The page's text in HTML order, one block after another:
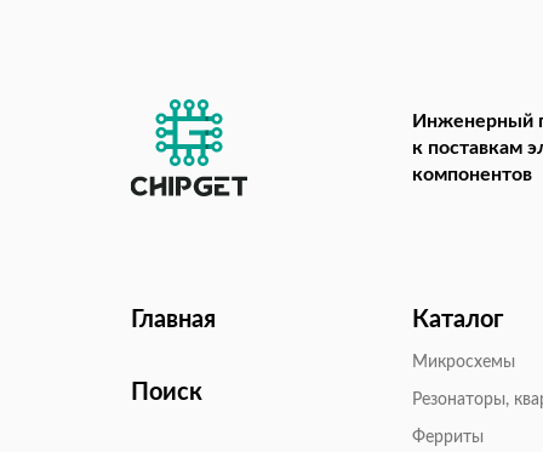
Инженерный
к поставкам
компонентов
Главная
Поиск
Каталог
Микросхемы
Резонаторы,
Ферриты